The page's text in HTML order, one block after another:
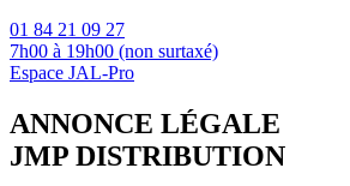
01 84 21 09 27
7h00 à 19h00 (non surtaxé)
Espace JAL-Pro
ANNONCE LÉGALE
JMP DISTRIBUTION